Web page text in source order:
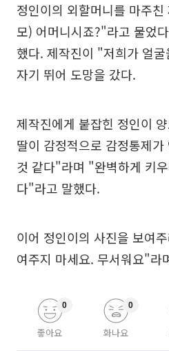
정인이의 외할머니를 마주
모) 어머니시죠?"라고 물었
했다. 제작진이 "저희가 얼
자기 뛰어 도망을 갔다.
제작진에게 붙잡힌 정인이
딸이 감정적으로 감정통제
것 같다"라며 "완벽하게 키
다"라고 말했다.
이어 정인이의 사진을 보여
여주지 마세요. 무서워요"라
좋아요
0
화나요
0